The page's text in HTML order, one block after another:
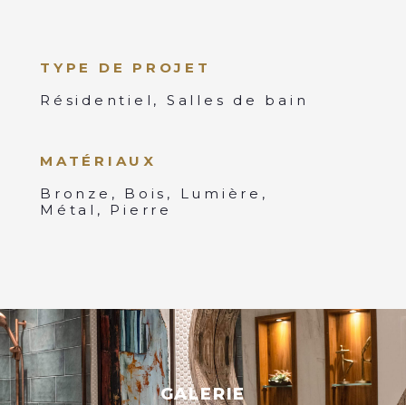
TYPE DE PROJET
Résidentiel, Salles de bain
MATÉRIAUX
Bronze, Bois, Lumière,
Métal, Pierre
GALERIE